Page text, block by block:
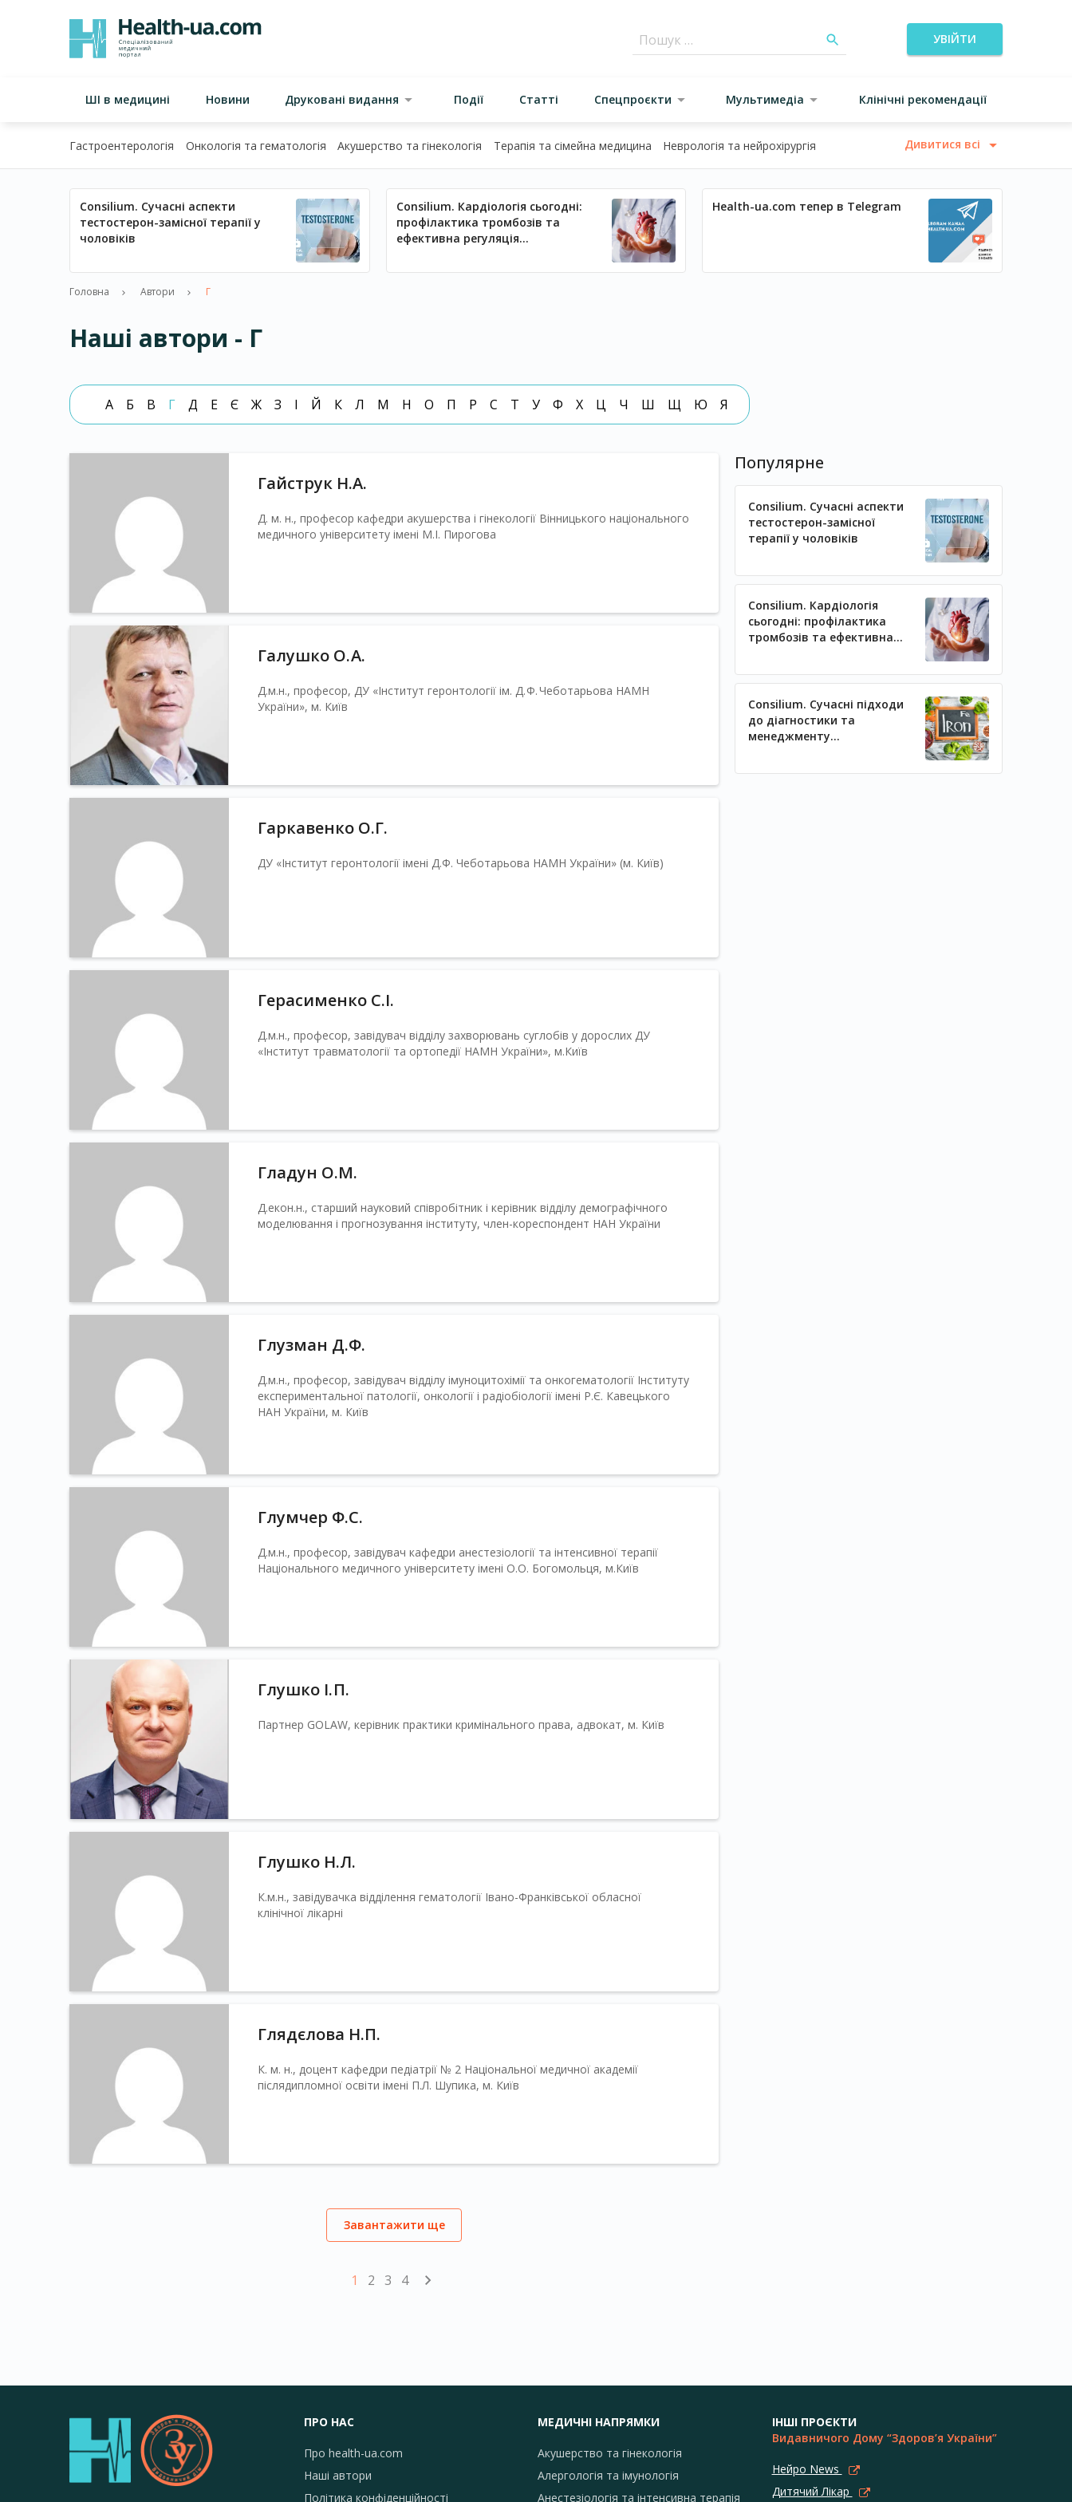
УВІЙТИ
ШІ в медицині Новини Друковані видання Події Статті Спецпроєкти Мультимедіа Клінічні рекомендації
Гастроентерологія Онкологія та гематологія Акушерство та гінекологія Терапія та сімейна медицина Неврологія та нейрохірургія Дивитися всі
Consilium. Сучасні аспекти
тестостерон-замісної терапії у
чоловіків
Consilium. Кардіологія сьогодні:
профілактика тромбозів та
ефективна регуляція
Health-ua.com тепер в Telegram
Головна Автори Г
Наші автори - Г
А Б В Г Д Е Є Ж З І Й К Л М Н О П Р С Т У Ф Х Ц Ч Ш Щ Ю Я
Гайструк Н.А.
Д. м. н., професор кафедри акушерства і гінекології Вінницького національного
медичного університету імені М.І. Пирогова
Галушко О. А.
Д.м.н., професор, ДУ «Інститут геронтології ім. Д. Ф. Чеботарьова НАМН
України», м. Київ
Гаркавенко О.Г.
ДУ «Інститут геронтології імені Д.Ф. Чеботарьова НАМН України» (м. Київ)
Герасименко С.І.
Д.м.н., професор, завідувач відділу захворювань суглобів у дорослих ДУ
«Інститут травматології та ортопедії НАМН України», м.Київ
Гладун О.М.
Д.екон.н., старший науковий співробітник і керівник відділу демографічного
моделювання і прогнозування інституту, член-кореспондент НАН України
Глузман Д.Ф.
Д.м.н., професор, завідувач відділу імуноцитохімії та онкогематології Інституту
експериментальної патології, онкології і радіобіології імені Р.Є. Кавецького
НАН України, м. Київ
Глумчер Ф.С.
Д.м.н., професор, завідувач кафедри анестезіології та інтенсивної терапії
Національного медичного університету імені О.О. Богомольця, м.Київ
Глушко І. П.
Партнер GOLAW, керівник практики кримінального права, адвокат, м. Київ
Глушко Н.Л.
К.м.н., завідувачка відділення гематології Івано-Франківської обласної
клінічної лікарні
Глядєлова Н.П.
К. м. н., доцент кафедри педіатрії № 2 Національної медичної академії
післядипломної освіти імені П.Л. Шупика, м. Київ
Завантажити ще
1 2 3 4
Популярне
Consilium. Сучасні аспекти
тестостерон-замісної
терапії у чоловіків
Consilium. Кардіологія
сьогодні: профілактика
тромбозів та ефективна
Consilium. Сучасні підходи
до діагностики та
менеджменту
ПРО НАС
Про health-ua.com
Наші автори
Політика конфіденційності
МЕДИЧНІ НАПРЯМКИ
Акушерство та гінекологія
Алергологія та імунологія
Анестезіологія та інтенсивна терапія
ІНШІ ПРОЄКТИ
Видавничого Дому “Здоров’я України”
Нейро News
Дитячий Лікар